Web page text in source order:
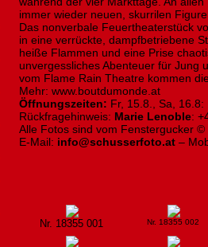
immer wieder neuen, skurrilen
Das nonverbale Feuertheaterstück
in eine verrückte, dampfbetriebene
heiße Flammen und eine Prise
unvergessliches Abenteuer für Jung
vom Flame Rain Theatre kommen
Mehr: www.boutdumonde.at
Öffnungszeiten: Fr, 15.8., Sa,
Rückfragehinweis: Marie Lenoble:
Alle Fotos sind vom Fenstergucker ©
E-Mail: info@schusserfoto.at –
Nr. 18355 001 Nr. 18355 002